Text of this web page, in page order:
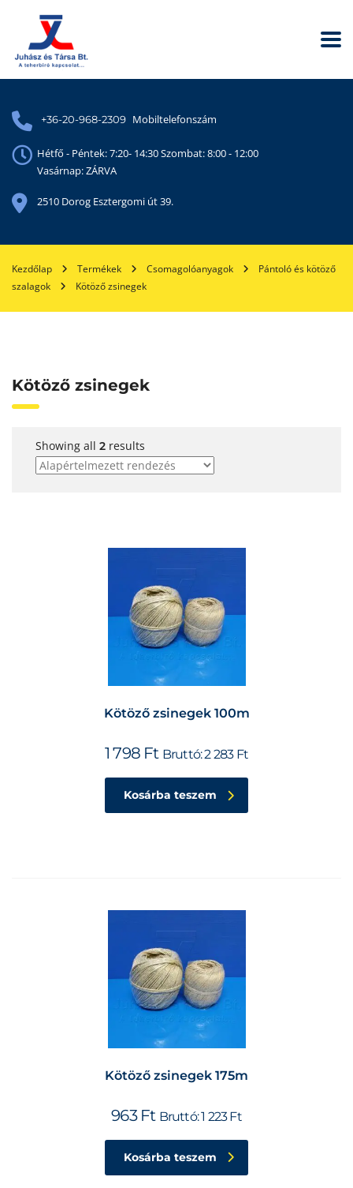
+36-20-968-2309 Mobiltelefonszám
Hétfő - Péntek: 7:20- 14:30 Szombat: 8:00 - 12:00
Vasárnap: ZÁRVA
2510 Dorog Esztergomi út 39.
Kezdőlap Termékek Csomagolóanyagok
Pántoló és kötöző
szalagok
Kötöző zsinegek
Kötöző zsinegek
Showing all 2 results
Kötöző zsinegek 100m
1 798 Ft Bruttó:2 283 Ft
Kosárba teszem
Kötöző zsinegek 175m
963 Ft Bruttó:1 223Ft
Kosárba teszem